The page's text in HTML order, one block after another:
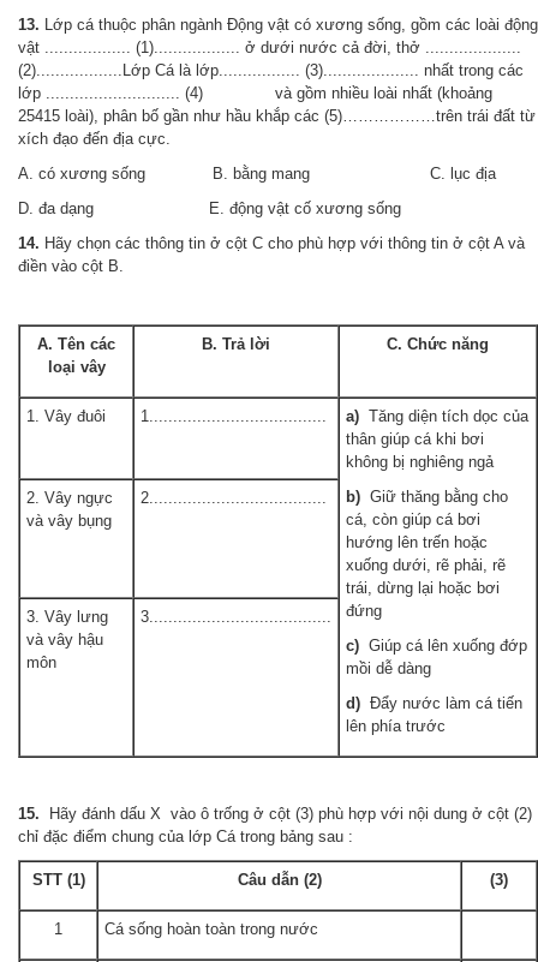
13. Lớp cá thuộc phân ngành Động vật có xương sống, gồm các loài động
vật .................. (1).................. ở dưới nước cả đời, thở ....................
(2)..................Lớp Cá là lớp................. (3).................... nhất trong các
lớp ............................ (4) và gồm nhiều loài nhất (khoảng
25415 loài), phân bố gần như hầu khắp các (5)………………trên trái đất từ
xích đạo đến địa cực.
A. có xương sống B. bằng mang C. lục địa
D. đa dạng E. động vật cố xương sống
14. Hãy chọn các thông tin ở cột C cho phù hợp với thông tin ở cột A và
điền vào cột B.
A. Tên các
loại vây
B. Trả lời C. Chức năng
1. Vây đuôi 1..................................... a) Tăng diện tích dọc của
thân giúp cá khi bơi
không bị nghiêng ngả
b) Giữ thăng bằng cho
cá, còn giúp cá bơi
hướng lên trến hoặc
xuống dưới, rẽ phải, rẽ
trái, dừng lại hoặc bơi
đứng
c) Giúp cá lên xuống đớp
mồi dễ dàng
d) Đẩy nước làm cá tiến
lên phía trước
2. Vây ngực
và vây bụng
2.....................................
3. Vây lưng
và vây hậu
môn
3......................................
15. Hãy đánh dấu X vào ô trống ở cột (3) phù hợp với nội dung ở cột (2)
chỉ đặc điểm chung của lớp Cá trong bảng sau :
STT (1) Câu dẫn (2) (3)
1 Cá sống hoàn toàn trong nước